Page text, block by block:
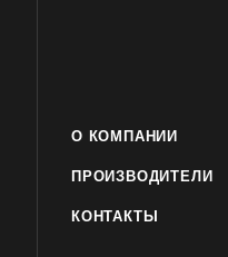
О КОМПАНИИ
ПРОИЗВОДИТЕЛИ
КОНТАКТЫ